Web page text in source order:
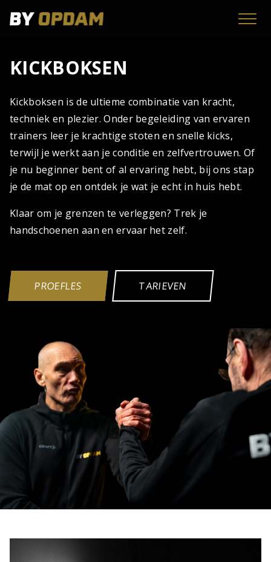
KICKBOKSEN
Kickboksen is de ultieme combinatie van kracht,
techniek en plezier. Onder begeleiding van ervaren
trainers leer je krachtige stoten en snelle kicks,
terwijl je werkt aan je conditie en zelfvertrouwen. Of
je nu beginner bent of al ervaring hebt, bij ons stap
je de mat op en ontdek je wat je echt in huis hebt.
Klaar om je grenzen te verleggen? Trek je
handschoenen aan en ervaar het zelf.
PROEFLES TARIEVEN